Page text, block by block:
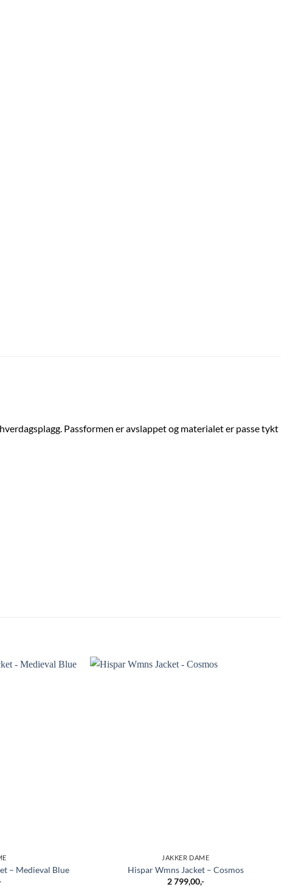
Passformen er avslappet og materialet er passe tykt
– Medieval Blue
JAKKER DAME
Hispar Wmns Jacket – Cosmos
2 799,00,-